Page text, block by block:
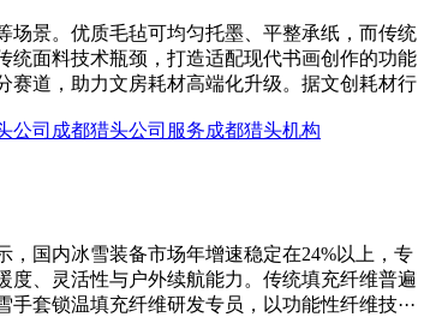
场景。优质毛毡可均匀托墨、平整承纸，而传统
统面料技术瓶颈，打造适配现代书画创作的功能
赛道，助力文房耗材高端化升级。据文创耗材行
公司 成都猎头公司服务成都猎头机构
国内冰雪装备市场年增速稳定在24%以上，专
、灵活性与户外续航能力。传统填充纤维普遍
套锁温填充纤维研发专员，以功能性纤维技···